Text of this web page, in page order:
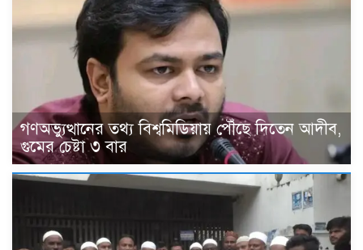
গণঅভ্যুত্থানের তথ্য বিশ্বমিডিয়ায় পৌঁছে দিতেন আদীব,
গুমের চেষ্টা ৩ বার